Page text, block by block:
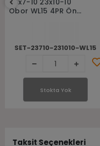
23x7-10 23x10-10
Obor WL15 4PR Ön
SET-23710-231010-WL15
Stokta Yok
Taksit Seçenekleri